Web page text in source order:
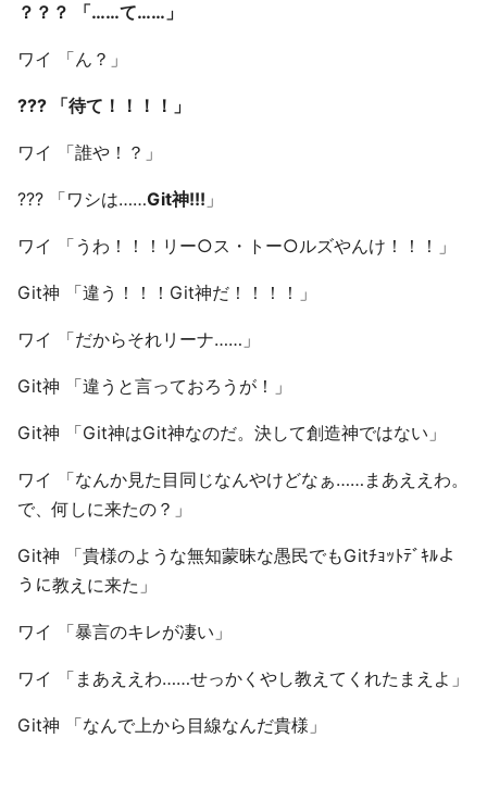
？？？ 「……て……」
ワイ 「ん？」
??? 「待て！！！！」
ワイ 「誰や！？」
??? 「ワシは……Git神!!! 」
ワイ 「うわ！！！リー○ス・トー○ルズやんけ！！！」
Git神 「違う！！！Git神だ！！！！」
ワイ 「だからそれリーナ……」
Git神 「違うと言っておろうが！」
Git神 「Git神はGit神なのだ。決して創造神ではない」
ワイ 「なんか見た目同じなんやけどなぁ……まあええわ。
で、何しに来たの？」
Git神 「貴様のような無知蒙昧な愚民でもGitﾁｮｯﾄﾃﾞｷﾙよ
うに教えに来た」
ワイ 「暴言のキレが凄い」
ワイ 「まあええわ……せっかくやし教えてくれたまえよ」
Git神 「なんで上から目線なんだ貴様」